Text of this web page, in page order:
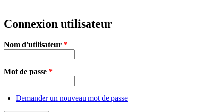
Connexion utilisateur
Nom d'utilisateur *
Mot de passe *
Demander un nouveau mot de passe